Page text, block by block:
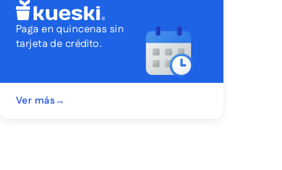
Paga en quincenas sin
tarjeta de crédito.
Ver más→